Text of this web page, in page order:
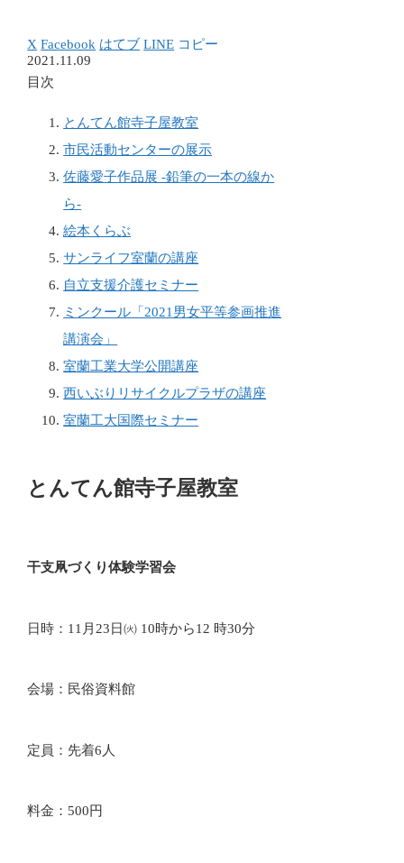
X Facebook はてブ LINE コピー
2021.11.09
目次
とんてん館寺子屋教室
市民活動センターの展示
佐藤愛子作品展 -鉛筆の一本の線か
ら-
絵本くらぶ
サンライフ室蘭の講座
自立支援介護セミナー
ミンクール「2021男女平等参画推進
講演会」
室蘭工業大学公開講座
西いぶりリサイクルプラザの講座
室蘭工大国際セミナー
とんてん館寺子屋教室
干支凧づくり体験学習会
日時：11月23日㈫ 10時から12 時30分
会場：民俗資料館
定員：先着6人
料金：500円